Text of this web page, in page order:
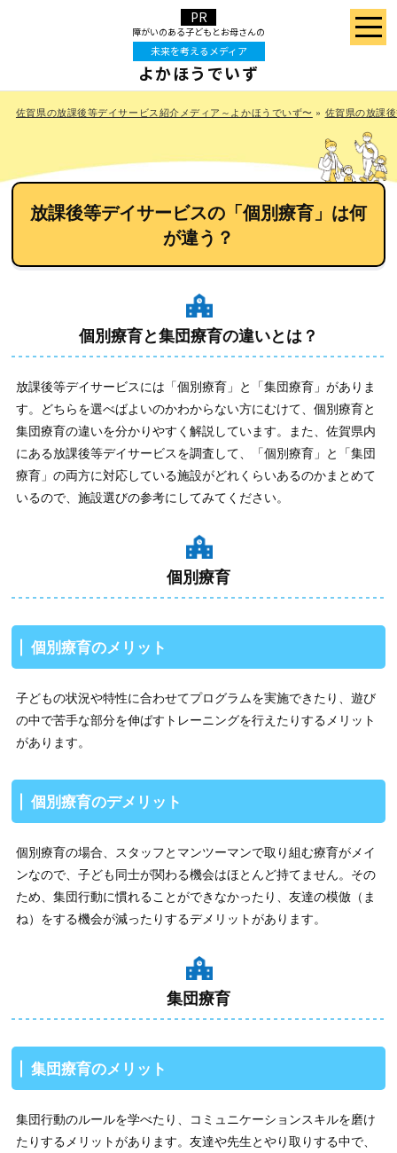
障がいのある⼦どもとお⺟さんの
未来を考えるメディア
よかほうでいず
佐賀県の放課後等デイサービス紹介メディア～よかほうでいず〜 » 佐賀県の放課
放課後等デイサービスの「個別療育」は何
が違う？
個別療育と集団療育の違いとは？
放課後等デイサービスには「個別療育」と「集団療育」がありま
す。どちらを選べばよいのかわからない方にむけて、個別療育と
集団療育の違いを分かりやすく解説しています。また、佐賀県内
にある放課後等デイサービスを調査して、「個別療育」と「集団
療育」の両方に対応している施設がどれくらいあるのかまとめて
いるので、施設選びの参考にしてみてください。
個別療育
個別療育のメリット
子どもの状況や特性に合わせてプログラムを実施できたり、遊び
の中で苦手な部分を伸ばすトレーニングを行えたりするメリット
があります。
個別療育のデメリット
個別療育の場合、スタッフとマンツーマンで取り組む療育がメイ
ンなので、子ども同士が関わる機会はほとんど持てません。その
ため、集団行動に慣れることができなかったり、友達の模倣（ま
ね）をする機会が減ったりするデメリットがあります。
集団療育
集団療育のメリット
集団行動のルールを学べたり、コミュニケーションスキルを磨け
たりするメリットがあります。友達や先生とやり取りする中で、